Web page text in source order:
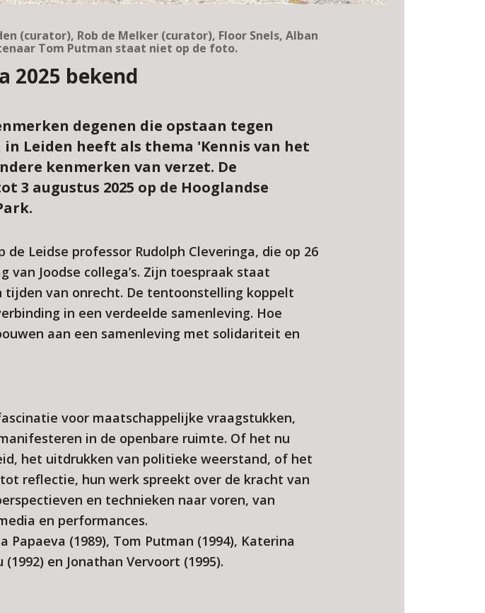
(curator), Rob de Melker (curator), Floor Snels, Alban
Tom Putman staat niet op de foto.
2025 bekend
degenen die opstaan tegen
Leiden heeft als thema 'Kennis van het
kenmerken van verzet. De
augustus 2025 op de Hooglandse
Leidse professor Rudolph Cleveringa, die op 26
Joodse collega’s. Zijn toespraak staat
van onrecht. De tentoonstelling koppelt
in een verdeelde samenleving. Hoe
aan een samenleving met solidariteit en
voor maatschappelijke vraagstukken,
in de openbare ruimte. Of het nu
het uitdrukken van politieke weerstand, of het
reflectie, hun werk spreekt over de kracht van
en technieken naar voren, van
en performances.
(1989), Tom Putman (1994), Katerina
en Jonathan Vervoort (1995).